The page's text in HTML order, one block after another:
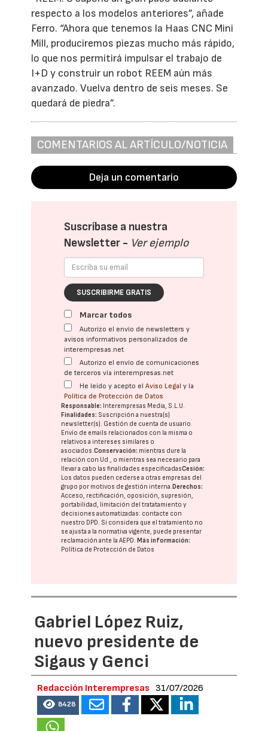
respecto a los modelos anteriores”, añade
Ferro. “Ahora que tenemos la Haas CNC Mini
Mill, produciremos piezas mucho más rápido,
lo que nos permitirá impulsar el trabajo de
I+D y construir un robot REEM aún más
avanzado. Vuelva dentro de seis meses. Se
quedará de piedra”.
COMENTARIOS AL ARTÍCULO/NOTICIA
Deja un comentario
Suscríbase a nuestra
Newsletter - Ver ejemplo
SUSCRIBIRME GRATIS
Marcar todos
Autorizo el envío de newsletters y
avisos informativos personalizados de
interempresas.net
Autorizo el envío de comunicaciones
de terceros vía interempresas.net
He leído y acepto elAviso Legal y la
Política de Protección de Datos
Responsable: Interempresas Media, S.L.U.
Finalidades: Suscripción a nuestra(s)
newsletter(s). Gestión de cuenta de usuario.
Envío de emails relacionados con la misma o
relativos a intereses similares o
asociados.Conservación: mientras dure la
relación con Ud., o mientras sea necesario para
llevar a cabo las finalidades especificadasCesión:
Los datos pueden cederse a otras empresas del
grupo por motivos de gestión interna.Derechos:
Acceso, rectificación, oposición, supresión,
portabilidad, limitación del tratatamiento y
decisiones automatizadas: contacte con
nuestro DPD. Si considera que el tratamiento no
se ajusta a la normativa vigente, puede presentar
reclamación ante laAEPD.Más información:
Política de Protección de Datos
Gabriel López Ruiz,
nuevo presidente de
Sigaus y Genci
Redacción Interempresas 31/07/2026
8428